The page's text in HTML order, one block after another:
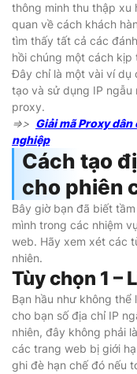
thông minh thu thập xu
quan về cách khách
tìm thấy tất cả các
hồi chúng một cách kịp
Đây chỉ là một vài ví dụ
tạo và sử dụng IP
proxy.
=>> Giải mã Proxy
nghiệp
Cách tạo
cho phiên
Bây giờ bạn đã biết
mình trong các nhiệm
web. Hãy xem xét các
nhiên.
Tùy chọn 1 –
Bạn hầu như không
cho bạn số địa chỉ IP
nhiên, đây không phải
các trang web bị giới
ghi đè hạn chế đó nếu